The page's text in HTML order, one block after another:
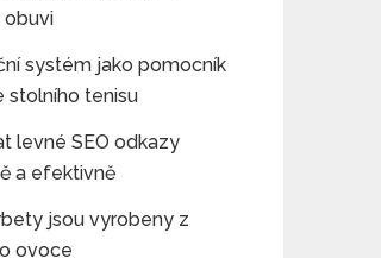
obuvi
systém jako pomocník
stolního tenisu
levné SEO odkazy
a efektivně
jsou vyrobeny z
ovoce